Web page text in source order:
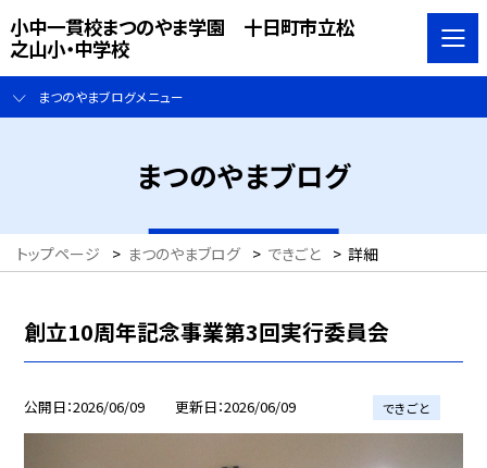
小中一貫校まつのやま学園 十日町市立松
之山小・中学校
まつのやまブログメニュー
まつのやまブログ
トップページ > まつのやまブログ > できごと > 詳細
創立10周年記念事業第3回実行委員会
公開日 2026/06/09 更新日 2026/06/09 できごと